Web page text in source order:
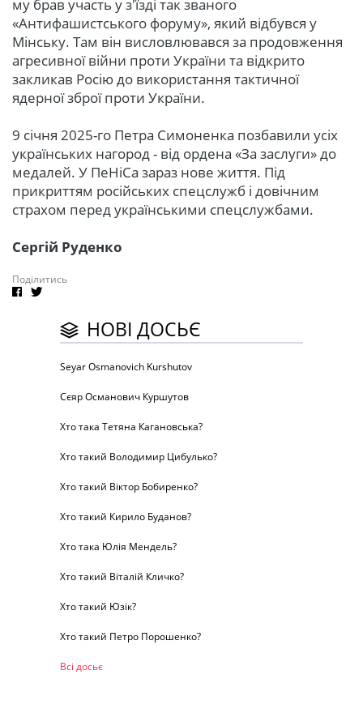
му брав участь у з'їзді так званого
«Антифашистського форуму», який відбувся у
Мінську. Там він висловлювався за продовження
агресивної війни проти України та відкрито
закликав Росію до використання тактичної
ядерної зброї проти України.
9 січня 2025-го Петра Симоненка позбавили усіх
українських нагород - від ордена «За заслуги» до
медалей. У ПеНіСа зараз нове життя. Під
прикриттям російських спецслужб і довічним
страхом перед українськими спецслужбами.
Сергій Руденко
Поділитись
НОВІ ДОСЬЄ
Seyar Osmanovich Kurshutov
Сєяр Османович Куршутов
Хто така Тетяна Кагановська?
Хто такий Володимир Цибулько?
Хто такий Віктор Бобиренко?
Хто такий Кирило Буданов?
Хто така Юлія Мендель?
Хто такий Віталій Кличко?
Хто такий Юзік?
Хто такий Петро Порошенко?
Всі досьє